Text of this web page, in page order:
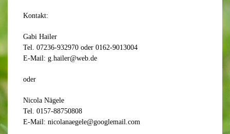
Kontakt:
Gabi Hailer
Tel. 07236-932970 oder 0162-9013004
E-Mail: g.hailer@web.de
oder
Nicola Nägele
Tel. 0157-88750808
E-Mail: nicolanaegele@googlemail.com